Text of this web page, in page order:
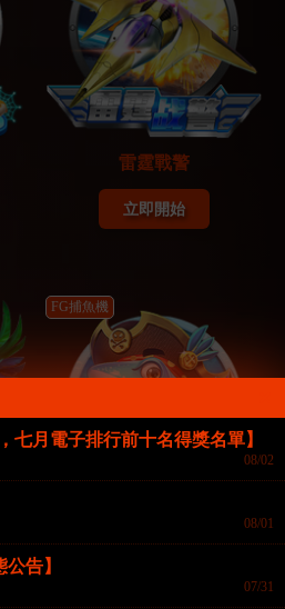
雷霆戰警
立即開始
FG捕魚機
七月電子排行前十名得獎名單】
08/02
08/01
告】
07/31